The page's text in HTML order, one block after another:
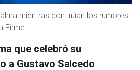
mientras continúan los rumores.
Firme.
que celebró su
a Gustavo Salcedo